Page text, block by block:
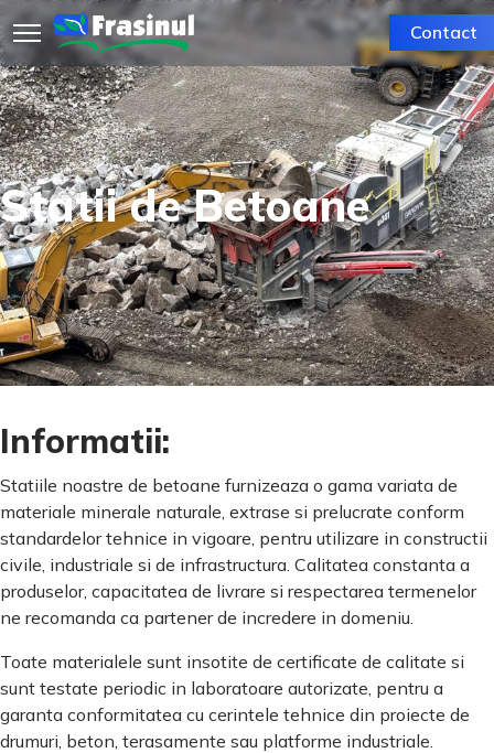
Contact
Statii de Betoane
Informatii:
Statiile noastre de betoane furnizeaza o gama variata de
materiale minerale naturale, extrase si prelucrate conform
standardelor tehnice in vigoare, pentru utilizare in constructii
civile, industriale si de infrastructura. Calitatea constanta a
produselor, capacitatea de livrare si respectarea termenelor
ne recomanda ca partener de incredere in domeniu.
Toate materialele sunt insotite de certificate de calitate si
sunt testate periodic in laboratoare autorizate, pentru a
garanta conformitatea cu cerintele tehnice din proiecte de
drumuri, beton, terasamente sau platforme industriale.